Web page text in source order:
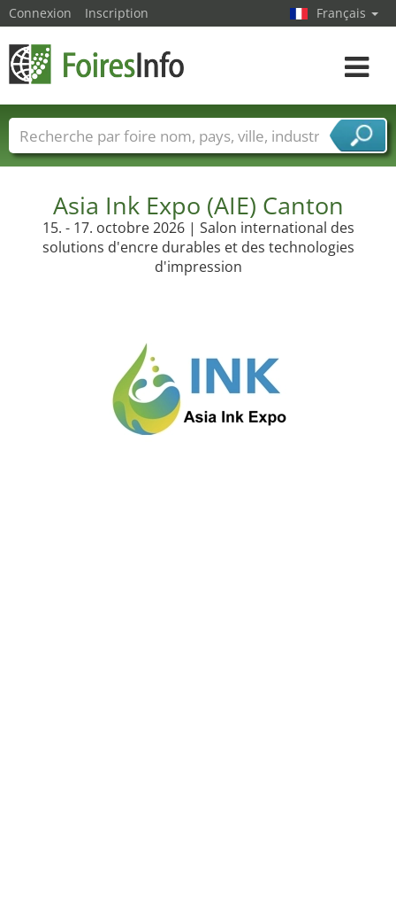
Asia Ink Expo (AIE) Canton
15. - 17. octobre 2026 | Salon international des
solutions d'encre durables et des technologies
d'impression
Connexion Inscription Français
Toggle
Foire noms Pays Villes
Secteurs de foire